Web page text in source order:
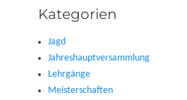
Kategorien
Jagd
Jahreshauptversammlung
Lehrgänge
Meisterschaften